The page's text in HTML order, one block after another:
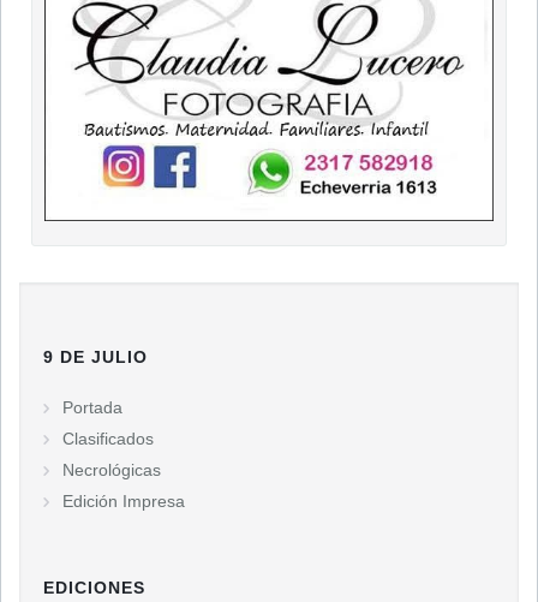
9 DE JULIO
Portada
Clasificados
Necrológicas
Edición Impresa
EDICIONES